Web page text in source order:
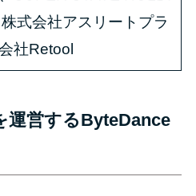
式会社アスリートプラ
社Retool
運営するByteDance